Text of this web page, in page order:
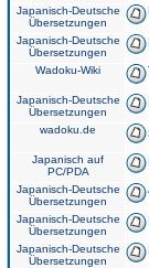
Japanisch-Deutsche
Übersetzungen
Japanisch-Deutsche
Übersetzungen
Wadoku-Wiki
Japanisch-Deutsche
Übersetzungen
wadoku.de
Japanisch auf
PC/PDA
Japanisch-Deutsche
Übersetzungen
Japanisch-Deutsche
Übersetzungen
Japanisch-Deutsche
Übersetzungen